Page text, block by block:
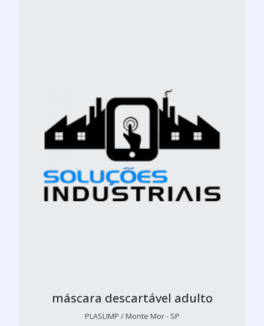
máscara descartável adulto
PLASLIMP / Monte Mor - SP